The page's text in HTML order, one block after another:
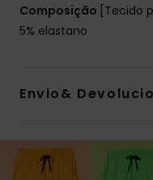
Composição [Tecido
5% elastano
Envio&